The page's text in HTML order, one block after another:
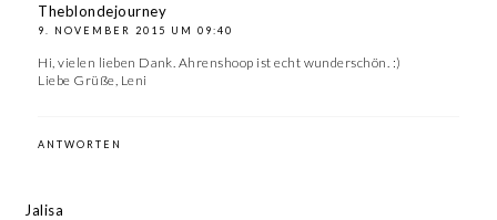
Theblondejourney
9. NOVEMBER 2015 UM 09:40
Hi, vielen lieben Dank. Ahrenshoop ist echt wunderschön. :)
Liebe Grüße, Leni
ANTWORTEN
Jalisa